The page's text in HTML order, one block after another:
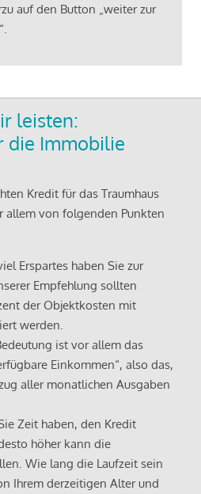
auf den Button „weiter zur
leisten:
die Immobilie
Kredit für das Traumhaus
allem von folgenden Punkten
Erspartes haben Sie zur
Empfehlung sollten
der Objektkosten mit
werden.
ist vor allem das
Einkommen“, also das,
aller monatlichen Ausgaben
Zeit haben, den Kredit
höher kann die
Wie lang die Laufzeit sein
Ihrem derzeitigen Alter und